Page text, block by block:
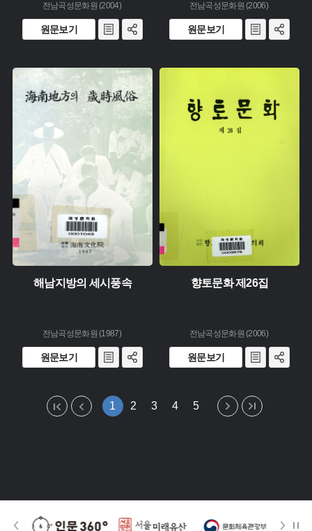
전남곡성문화원 (2004)
원문보기
전남곡성문화원 (2006)
원문보기
생산 :
소장 :
해남지방의 세시풍속
전남곡성문화원 (1987)
원문보기
유형 :
향토문화 제26집
전남곡성문화원 (2006)
원문보기
1 2 3 4 5